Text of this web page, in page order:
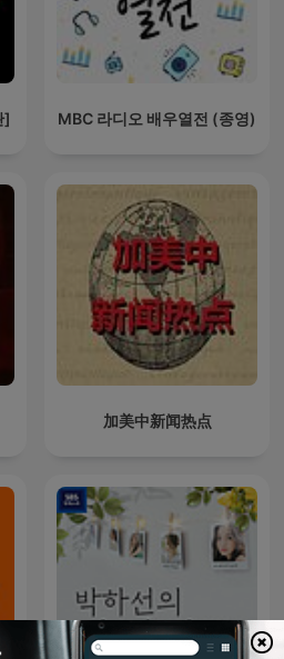
] MBC 라디오 배우열전 (종영)
加美中新闻热点